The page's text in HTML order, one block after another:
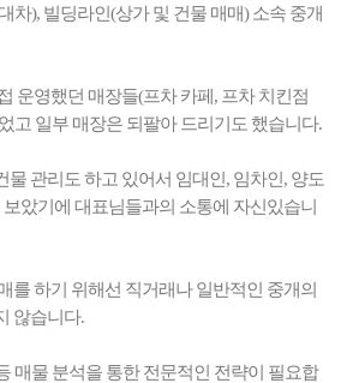
차), 빌딩라인(상가 및 건물 매매) 소속 중개
운영했던 매장들(프차 카페, 프차 치킨점
고 일부 매장은 되팔아 드리기도 했습니다.
물 관리도 하고 있어서 임대인, 임차인, 양도
았기에 대표님들과의 소통에 자신있습니
를 하기 위해선 직거래나 일반적인 중개의
않습니다.
매물 분석을 통한 전문적인 전략이 필요합